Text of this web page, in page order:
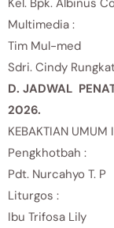
Multimedia :
Tim Mul-med
Sdri. Cindy
D. JADWAL
2026.
KEBAKTIAN UMUM I
Pengkhotbah :
Pdt. Nurcahyo T. P
Liturgos :
Ibu Trifosa Lily